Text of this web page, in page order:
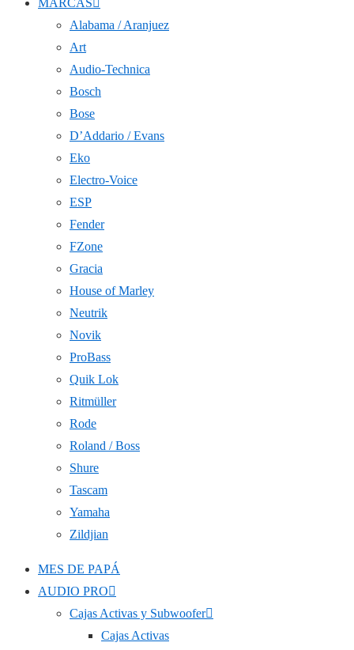
MARCAS
Alabama / Aranjuez
Art
Audio-Technica
Bosch
Bose
D’Addario / Evans
Eko
Electro-Voice
ESP
Fender
FZone
Gracia
House of Marley
Neutrik
Novik
ProBass
Quik Lok
Ritmüller
Rode
Roland / Boss
Shure
Tascam
Yamaha
Zildjian
MES DE PAPÁ
AUDIO PRO
Cajas Activas y Subwoofer
Cajas Activas